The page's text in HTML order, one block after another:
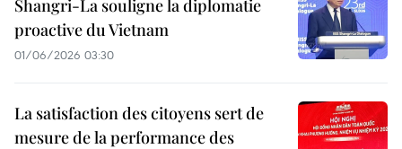
Shangri-La souligne la diplomatie
proactive du Vietnam
01/06/2026 03:30
La satisfaction des citoyens sert de
mesure de la performance des